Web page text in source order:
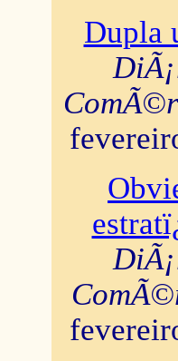
Dupla